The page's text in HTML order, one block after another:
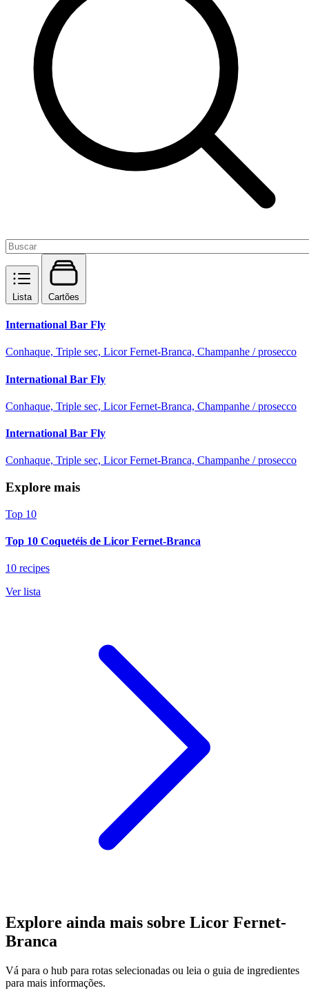
Lista Cartões
International Bar Fly
Conhaque, Triple sec, Licor Fernet-Branca, Champanhe / prosecco
International Bar Fly
Conhaque, Triple sec, Licor Fernet-Branca, Champanhe / prosecco
International Bar Fly
Conhaque, Triple sec, Licor Fernet-Branca, Champanhe / prosecco
Explore mais
Top 10
Top 10 Coquetéis de Licor Fernet-Branca
10 recipes
Ver lista
Explore ainda mais sobre Licor Fernet-
Branca
Vá para o hub para rotas selecionadas ou leia o guia de ingredientes
para mais informações.